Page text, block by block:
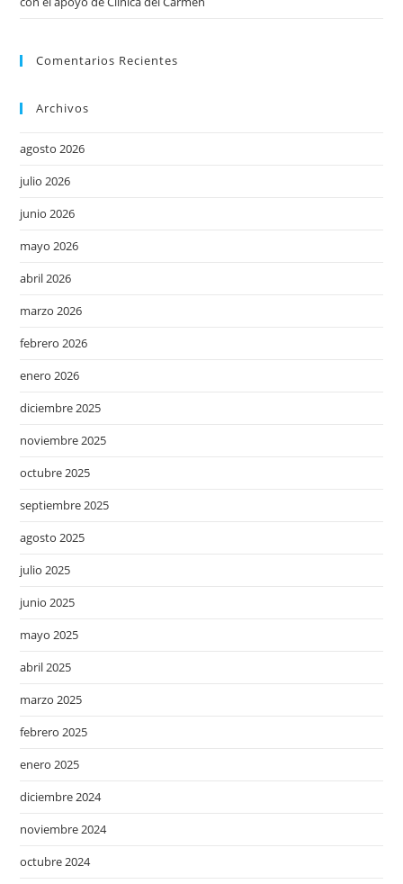
Comentarios Recientes
Archivos
agosto 2026
julio 2026
junio 2026
mayo 2026
abril 2026
marzo 2026
febrero 2026
enero 2026
diciembre 2025
noviembre 2025
octubre 2025
septiembre 2025
agosto 2025
julio 2025
junio 2025
mayo 2025
abril 2025
marzo 2025
febrero 2025
enero 2025
diciembre 2024
noviembre 2024
octubre 2024